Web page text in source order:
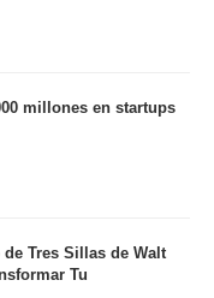
millones en startups
Tres Sillas de Walt
Tu